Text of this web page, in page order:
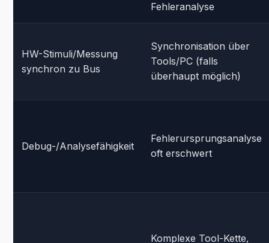
Fehleranalyse
HW-Stimuli/Messung
synchron zu Bus
Synchronisation über
Tools/PC (falls
überhaupt möglich)
Debug-/Analysefähigkeit
Fehlerursprungsanalyse
oft erschwert
Komplexe Tool-Kette,